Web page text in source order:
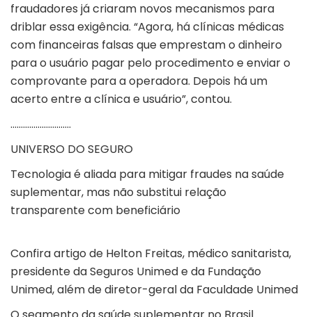
fraudadores já criaram novos mecanismos para
driblar essa exigência. “Agora, há clínicas médicas
com financeiras falsas que emprestam o dinheiro
para o usuário pagar pelo procedimento e enviar o
comprovante para a operadora. Depois há um
acerto entre a clínica e usuário”, contou.
………………………..
UNIVERSO DO SEGURO
Tecnologia é aliada para mitigar fraudes na saúde
suplementar, mas não substitui relação
transparente com beneficiário
Confira artigo de Helton Freitas, médico sanitarista,
presidente da Seguros Unimed e da Fundação
Unimed, além de diretor-geral da Faculdade Unimed